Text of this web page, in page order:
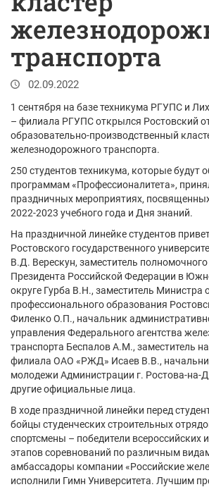
транспорта
02.09.2022
1 сентября на базе техникума РГУПС и
– филиала РГУПС открылся Ростовский
образовательно-производственный
железнодорожного транспорта.
250 студентов техникума, которые будут
программам «Профессионалитета»,
праздничных мероприятиях,
2022-2023 учебного года и Дня знаний.
На праздничной линейке студентов
Ростовского государственного
В.Д. Верескун, заместитель полномочного
Президента Российской Федерации в
округе Гурба В.Н., заместитель Министра
профессионального образования
Филенко О.П., начальник
управления Федерального агентства
транспорта Беспалов А.М., заместитель
филиала ОАО «РЖД» Исаев В.В.,
молодежи Администрации г. Ростова-на-
другие официальные лица.
В ходе праздничной линейки перед
бойцы студенческих строительных
спортсмены – победители всероссийских
этапов соревнований по различным
амбассадоры компании «Российские
исполнили Гимн Университета. Лучшим